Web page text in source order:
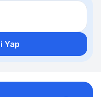
Yap